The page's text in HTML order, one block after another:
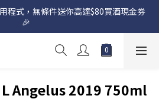
即享免費送貨服務📦
程式，無條件送你高達$80買酒現金劵
🎉
即享免費送貨服務📦
Angelus 2019 750ml